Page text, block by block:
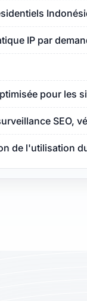
IP par
pour les
SEO,
de l'utilisation